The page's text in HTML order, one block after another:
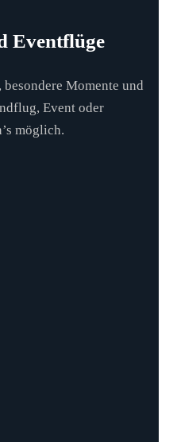
Eventflüge
Momente und
Event oder
möglich.